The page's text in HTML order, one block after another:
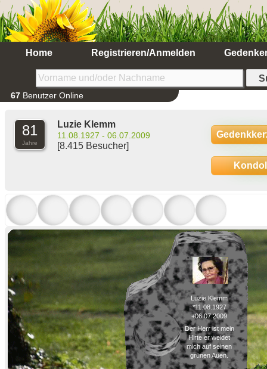
Home Registrieren/Anmelden
67 Benutzer Online
81
Jahre
Luzie Klemm
11.08.1927 - 06.07.2009
[8.415 Besucher]
Luzie Klemm
*11.08.1927
+06.07.2009
Der Herr ist mein
Hirte er weidet
mich auf seinen
grünen Auen.